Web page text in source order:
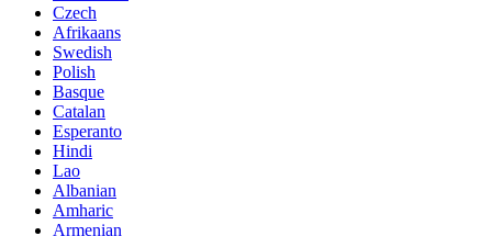
Czech
Afrikaans
Swedish
Polish
Basque
Catalan
Esperanto
Hindi
Lao
Albanian
Amharic
Armenian